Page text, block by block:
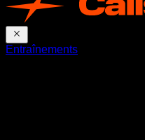
Entraînements